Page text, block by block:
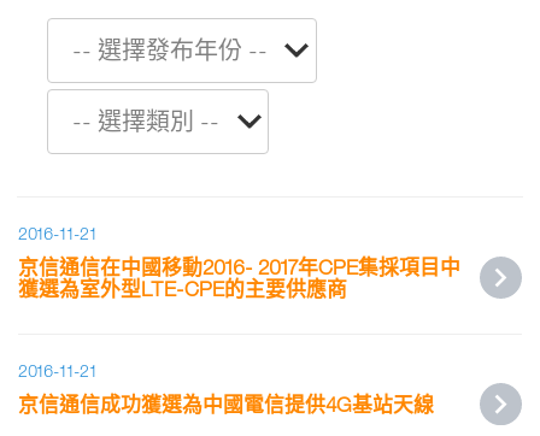
2016-11-21
京信通信在中國移動2016- 2017年CPE集採項目中
獲選為室外型LTE-CPE的主要供應商
2016-11-21
京信通信成功獲選為中國電信提供4G基站天線